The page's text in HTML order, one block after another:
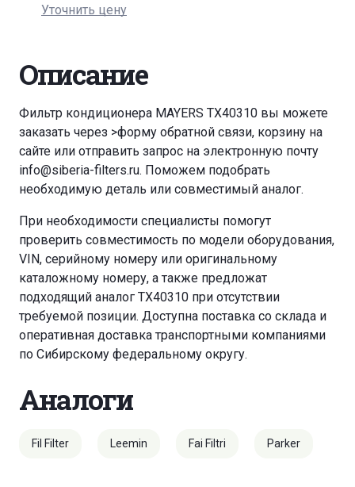
Уточнить цену
Описание
Фильтр кондиционера MAYERS TX40310 вы можете
заказать через >форму обратной связи, корзину на
сайте или отправить запрос на электронную почту
info@siberia-filters.ru. Поможем подобрать
необходимую деталь или совместимый аналог.
При необходимости специалисты помогут
проверить совместимость по модели оборудования,
VIN, серийному номеру или оригинальному
каталожному номеру, а также предложат
подходящий аналог TX40310 при отсутствии
требуемой позиции. Доступна поставка со склада и
оперативная доставка транспортными компаниями
по Сибирскому федеральному округу.
Аналоги
Fil Filter Leemin Fai Filtri Parker